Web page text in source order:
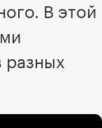
В этой
разных